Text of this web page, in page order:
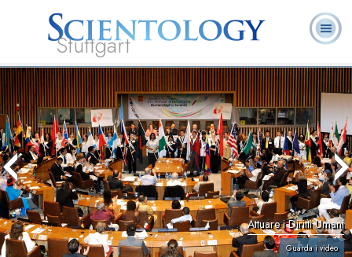
Stuttgart
Chi
L. Ron Hubbard:
Fondatore
Che cos’è
Scientology?
Ministri
Domande
ricorrenti
Libri
Attuare i Diritti Umani
Guarda i video